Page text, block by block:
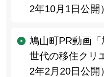
2年10月1日公開）
鳩山町PR動画
世代の移住クリ
2年2月20日公開）